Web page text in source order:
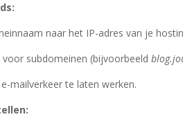
naar het IP-adres van je
voor subdomeinen (bijvoorbeeld
mailverkeer te laten werken.